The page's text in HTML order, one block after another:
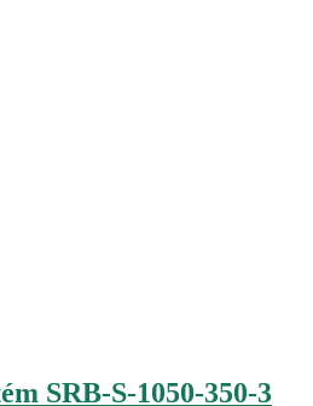
SRB-S-1050-350-3